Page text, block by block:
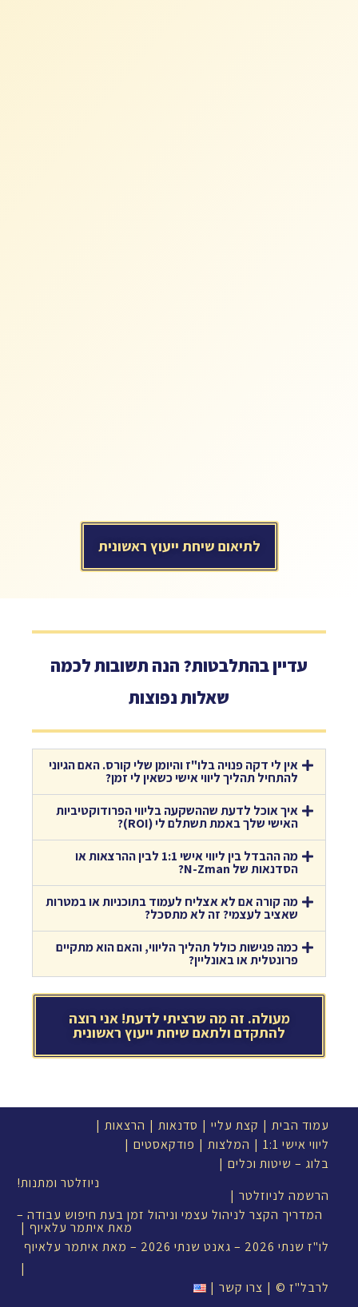
לתיאום שיחת ייעוץ ראשונית
עדיין בהתלבטות? הנה תשובות לכמה
שאלות נפוצות​
אין לי דקה פנויה בלו"ז והיומן שלי קורס. האם הגיוני
להתחיל תהליך ליווי אישי כשאין לי זמן?
איך אוכל לדעת שההשקעה בליווי הפרודוקטיביות
האישי שלך באמת תשתלם לי (ROI)?
מה ההבדל בין ליווי אישי 1:1 לבין ההרצאות או
הסדנאות של N-Zman?
מה קורה אם לא אצליח לעמוד בתוכניות או במטרות
שאציב לעצמי? זה לא מתסכל?
כמה פגישות כולל תהליך הליווי, והאם הוא מתקיים
פרונטלית או באונליין?
מעולה. זה מה שרציתי לדעת! אני רוצה
להתקדם ולתאם שיחת ייעוץ ראשונית
עמוד הבית קצת עליי סדנאות
הרצאות
ליווי אישי 1:1
המלצות
פודקאסטים
בלוג – שיטות וכלים
ניוזלטר ומתנות!
הרשמה לניוזלטר
המדריך הקצר לניהול עצמי וניהול זמן בעת חיפוש עבודה –
מאת איתמר עלאיוף
לו"ז שנתי 2026 – גאנט שנתי 2026 – מאת איתמר עלאיוף
לרבל"ז © צרו קשר